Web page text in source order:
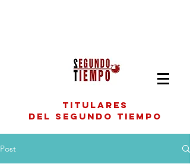
titulares
del segundo tiempo
Post